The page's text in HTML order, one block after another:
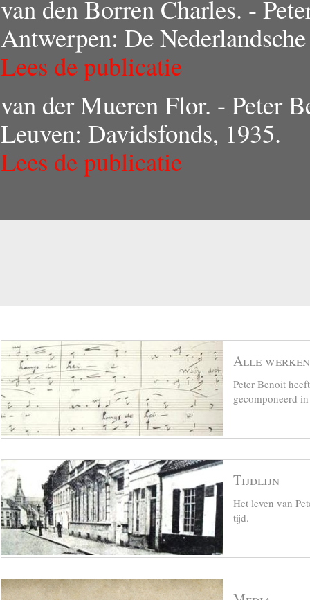
van den Borren Charles. -
Antwerpen: De
Lees de publicatie
van der Mueren Flor. - Peter
Leuven: Davidsfonds, 1935.
Lees de publicatie
Alle werken
Peter Benoit
gecomponeerd
Tijdlijn
Het leven van
tijd.